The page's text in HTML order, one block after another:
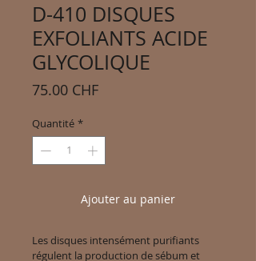
D-410 DISQUES
EXFOLIANTS ACIDE
GLYCOLIQUE
75.00 CHFPrix
Quantité *
Ajouter au panier
Les disques intensément purifiants
régulent la production de sébum et